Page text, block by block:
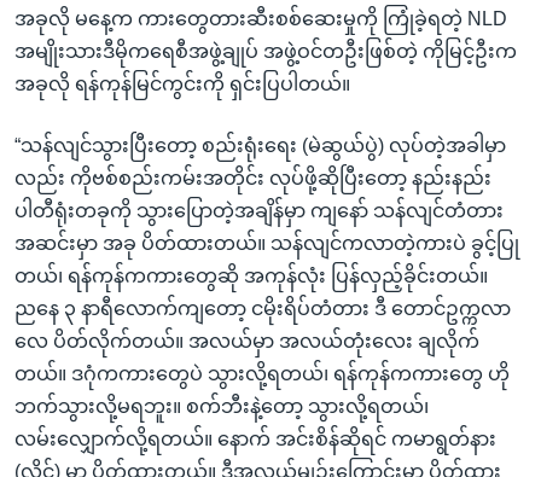
အခုလို မနေ့က ကားတွေတားဆီးစစ်ဆေးမှုကို ကြုံခဲ့ရတဲ့ NLD
အမျိုးသားဒီမိုကရေစီအဖွဲ့ချုပ် အဖွဲ့ဝင်တဦးဖြစ်တဲ့ ကိုမြင့်ဦးက
အခုလို ရန်ကုန်မြင်ကွင်းကို ရှင်းပြပါတယ်။
“သန်လျင်သွားပြီးတော့ စည်းရုံးရေး (မဲဆွယ်ပွဲ) လုပ်တဲ့အခါမှာ
လည်း ကိုဗစ်စည်းကမ်းအတိုင်း လုပ်ဖို့ဆိုပြီးတော့ နည်းနည်း
ပါတီရုံးတခုကို သွားပြောတဲ့အချိန်မှာ ကျနော် သန်လျင်တံတား
အဆင်းမှာ အခု ပိတ်ထားတယ်။ သန်လျင်ကလာတဲ့ကားပဲ ခွင့်ပြု
တယ်၊ ရန်ကုန်ကကားတွေဆို အကုန်လုံး ပြန်လှည့်ခိုင်းတယ်။
ညနေ ၃ နာရီလောက်ကျတော့ ငမိုးရိပ်တံတား ဒီ တောင်ဥက္ကလာ
လေ ပိတ်လိုက်တယ်။ အလယ်မှာ အလယ်တုံးလေး ချလိုက်
တယ်။ ဒဂုံကကားတွေပဲ သွားလို့ရတယ်၊ ရန်ကုန်ကကားတွေ ဟို
ဘက်သွားလို့မရဘူး။ စက်ဘီးနဲ့တော့ သွားလို့ရတယ်၊
လမ်းလျှောက်လို့ရတယ်။ နောက် အင်းစိန်ဆိုရင် ကမာရွတ်နား
(လှိုင်) မှာ ပိတ်ထားတယ်။ ဒီအလယ်မျဉ်းကြောင်းမှာ ပိတ်ထား